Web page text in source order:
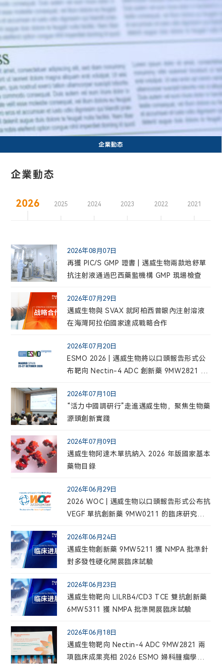
企業動态
企業動态
2026 2025 2024 2023 2022 2021
2026年08月07日
再獲 PIC/S GMP 證書 | 邁威生物兩款地舒單
抗注射液通過巴西藥監機構 GMP 現場檢查
2026年07月29日
邁威生物與 SVAX 就阿柏西普眼內注射溶液
在海灣阿拉伯國家達成戰略合作
2026年07月20日
ESMO 2026 | 邁威生物將以口頭報告形式公
布靶向 Nectin-4 ADC 創新藥 9MW2821 用
2026年07月10日
“活力中國調研行”走進邁威生物，聚焦生物藥
源頭創新實踐
2026年07月09日
邁威生物阿達木單抗納入 2026 年版國家基本
藥物目錄
2026年06月29日
2026 WOC | 邁威生物以口頭報告形式公布抗
VEGF 單抗創新藥 9MW0211 的臨床研究結
2026年06月24日
邁威生物創新藥 9MW5211 獲 NMPA 批準針
對多發性硬化開展臨床試驗
2026年06月23日
邁威生物靶向 LILRB4/CD3 TCE 雙抗創新藥
6MW5311 獲 NMPA 批準開展臨床試驗
2026年06月18日
邁威生物靶向 Nectin-4 ADC 9MW2821 兩
項臨床成果亮相 2026 ESMO 婦科腫瘤學年